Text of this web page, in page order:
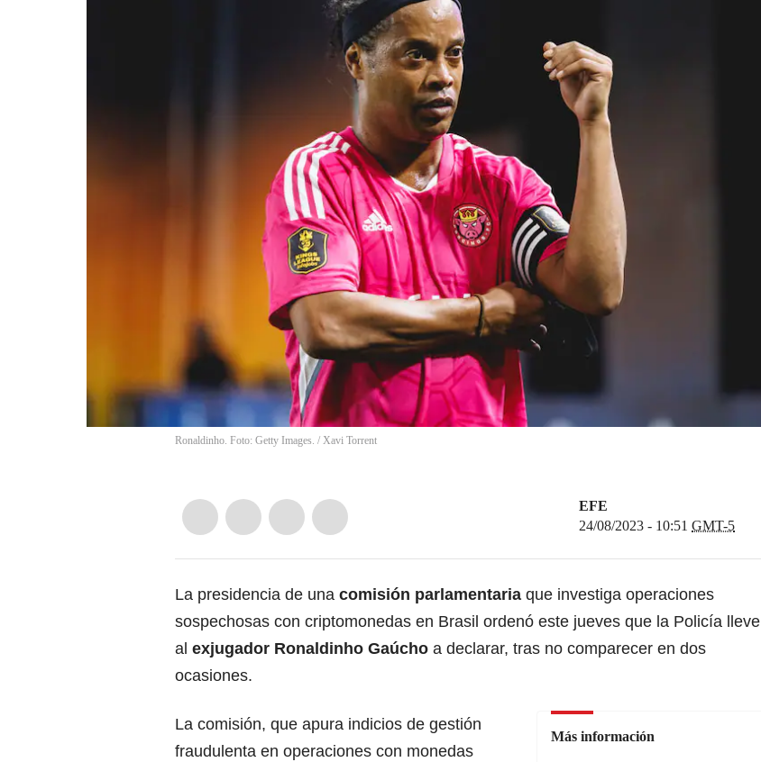
Ronaldinho. Foto: Getty Images. / Xavi Torrent
EFE
24/08/2023 - 10:51 GMT-5
La presidencia de una comisión parlamentaria que investiga operaciones
sospechosas con criptomonedas en Brasil ordenó este jueves que la Policía lleve
al exjugador Ronaldinho Gaúcho a declarar, tras no comparecer en dos
ocasiones.
Más información
La comisión, que apura indicios de gestión
fraudulenta en operaciones con monedas